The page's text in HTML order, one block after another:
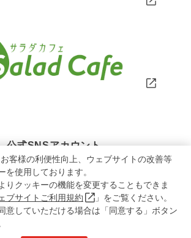
公式SNSアカウント
客様の利便性向上、ウェブサイトの改善等
を使用しております。
りクッキーの機能を変更することもできま
ブサイトご利用規約
」をご覧ください。
意していただける場合は「同意する」ボタン